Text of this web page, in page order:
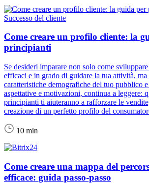
Successo del cliente
Come creare un profilo cliente: la
principianti
Se desideri imparare non solo come
efficaci e in grado di guidare la tua attività,
caratteristiche demografiche del tuo pubblico
aspettative e motivazioni, continua a leggere:
principianti ti aiuteranno a rafforzare le
creazione di un perfetto profilo del
10 min
Come creare una mappa del
efficace: guida passo-passo